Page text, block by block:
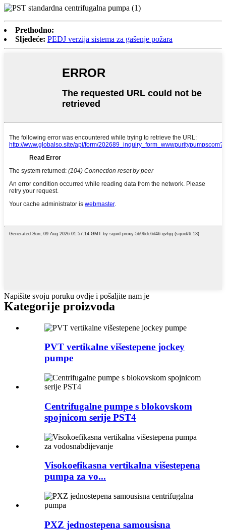
Prethodno:
Sljedeće: PEDJ verzija sistema za gašenje požara
Napišite svoju poruku ovdje i pošaljite nam je
Kategorije proizvoda
PVT vertikalne višestepene jockey
pumpe
Centrifugalne pumpe s blokovskom
spojnicom serije PST4
Visokoefikasna vertikalna višestepena
pumpa za vo...
PXZ jednostepena samousisna